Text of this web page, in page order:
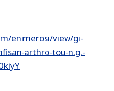
enimerosi/view/gi-
arthro-tou-n.g.-